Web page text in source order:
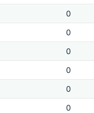
0
0
0
0
0
0